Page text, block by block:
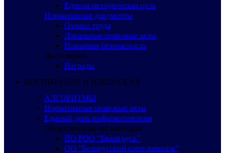
Единая методическая цель
Нормативные документы
Охрана труда
Локальные правовые акты
Пожарная безопасность
Достижения
Награды
ВОСПИТАНИЕ И ИДЕОЛОГИЯ
АЛГОРИТМЫ
Нормативные правовые акты
Единый день информирования
Общественные организации
ПО РОО “Белая русь”
ОО “Белорусский союз женщин”